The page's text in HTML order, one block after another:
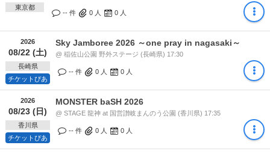
東京都
-- 件 0 人 0 人
2026
08/22 (土)
長崎県
チケットぴあ
Sky Jamboree 2026 ～one pray in nagasaki～
@ 稲佐山公園 野外ステージ (長崎県) 17:30
-- 件 0 人 0 人
2026
08/23 (日)
香川県
チケットぴあ
MONSTER baSH 2026
@ STAGE 龍神 at 国営讃岐まんのう公園 (香川県) 17:35
-- 件 0 人 0 人